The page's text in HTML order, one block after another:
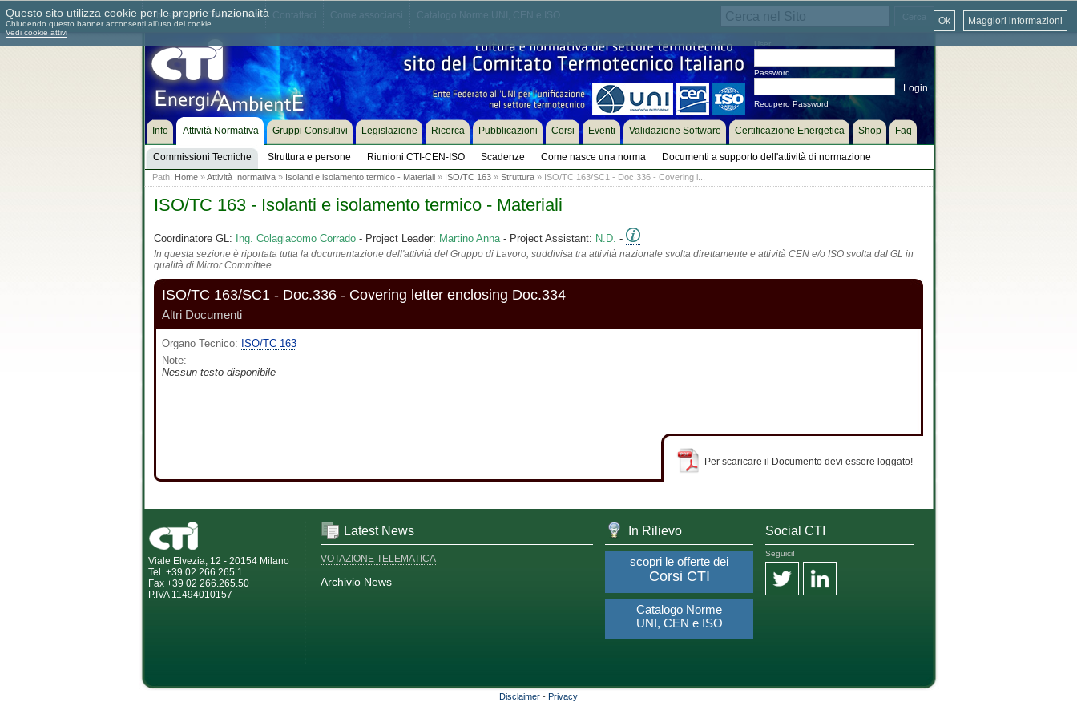
Chi siamo Dove siamo
Password
Recupero Password
Info Attività Normativa
Commissioni Tecniche Struttura e persone Riunioni CTI-CEN-ISO Scadenze Come nasce una norma Documenti a supporto dell'attività di normazione
Gruppi Consultivi Legislazione Ricerca Pubblicazioni Corsi Eventi Validazione Software Certificazione Energetica Shop Faq
Path: Home»Attività normativa» Isolanti e isolamento termico - Materiali» ISO/TC 163» Struttura» ISO/TC 163/SC1 - Doc.336 - Covering l...
ISO/TC 163 - Isolanti e isolamento termico - Materiali
Coordinatore GL: Ing. Colagiacomo Corrado- Project Leader: Martino Anna- Project Assistant: N.D. -
In questa sezione è riportata tutta la documentazione dell'attività del Gruppo di Lavoro, suddivisa tra attività nazionale svolta direttamente e attività CEN e/o ISO svolta dal GL in
qualità di Mirror Committee.
ISO/TC 163/SC1 - Doc.336 - Covering letter enclosing Doc.334
Altri Documenti
Organo Tecnico: ISO/TC 163
Note:
Nessun testo disponibile
Per scaricare il Documento devi essere loggato!
Viale Elvezia, 12 - 20154 Milano
Tel. +39 02 266.265.1
Fax +39 02 266.265.50
P.IVA 11494010157
Latest News
VOTAZIONE TELEMATICA
Archivio News
In Rilievo
scopri le offerte dei
Corsi CTI
Catalogo Norme
UNI, CEN e ISO
Social CTI
Seguici!
Disclaimer - Privacy
Questo sito utilizza cookie per le proprie funzionalità
Chiudendo questo banner acconsenti all'uso dei cookie.
Vedi cookie attivi
Maggiori informazioni
Ok